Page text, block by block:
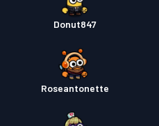
Donut847
Roseantonette